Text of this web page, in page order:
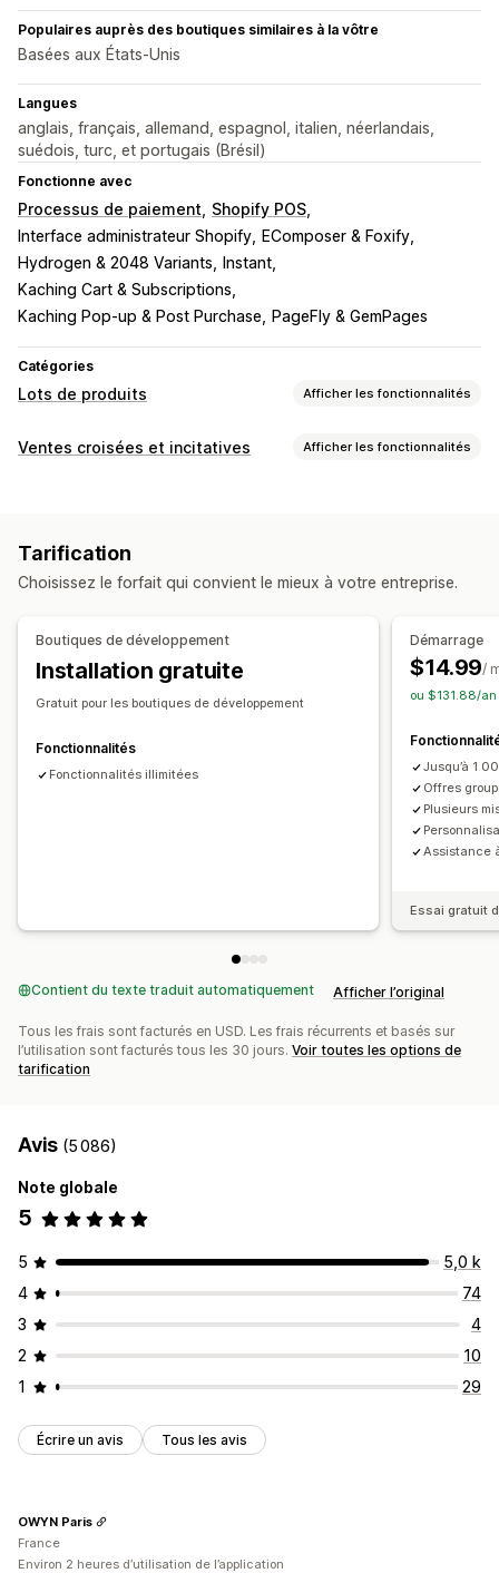
Populaires auprès des boutiques similaires à la vôtre
Basées aux États-Unis
Langues
anglais, français, allemand, espagnol, italien, néerlandais,
suédois, turc, et portugais (Brésil)
Fonctionne avec
Processus de paiement
Shopify POS
Interface administrateur Shopify EComposer & Foxify
Hydrogen & 2048 Variants Instant
Kaching Cart & Subscriptions
Kaching Pop-up & Post Purchase PageFly & GemPages
Catégories
Lots de produits Afficher les fonctionnalités
Types de lots
Lots de vente croisée
Produits fréquemment achetés ensemble
Lots personnalisés
Tarification que vous pouvez définir
Seuils de quantités
Réductions en fonction de la quantité
Réductions en pourcentage
Abonnements
Ventes croisées et incitatives Afficher les fonctionnalités
Compléments en un clic
HTML personnalisé
Devises multiples Multilingue Règles personnalisées
Offres et recommandations
Garanties Protection de l’expédition
Emballage cadeau
Compléments au produit
Recommandations de produits
Réductions en fonction de la quantité
Traitement prioritaire
Test A/B Taux de conversion
Tarification
Choisissez le forfait qui convient le mieux à votre entreprise.
Boutiques de développement
Installation gratuite
Gratuit pour les boutiques de développement
Fonctionnalités
Fonctionnalités illimitées
Démarrage
$14.99/
ou $131.88/
Jusqu’à 1
Offres
Plusieurs
Assistance
Essai gratuit
Contient du texte traduit automatiquement Afficher l’original
Tous les frais sont facturés en USD. Les frais récurrents et basés sur
l’utilisation sont facturés tous les 30 jours. Voir toutes les options de
tarification
Avis (5 086)
Note globale
5
5
5,0 k
4
74
3
4
2
10
1
29
Écrire un avis Tous les avis
OWYN Paris
France
Environ 2 heures d’utilisation de l’application